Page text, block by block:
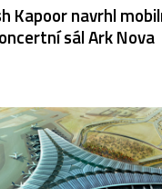
Kapoor navrhl
sál Ark Nova